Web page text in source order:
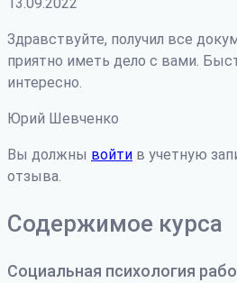
Здравствуйте, получил все
приятно иметь дело с вами.
интересно.
Юрий Шевченко
Вы должны войти в учетную
отзыва.
Содержимое курса
Социальная психология